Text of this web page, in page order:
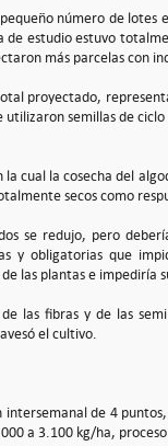
número de
de estudio estuvo
más parcelas con
proyectado,
semillas de
cual la cosecha del
secos como
se redujo, pero
y obligatorias que
las plantas e impediría
las fibras y de las
el cultivo.
intersemanal de 4
a 3.100 kg/ha,